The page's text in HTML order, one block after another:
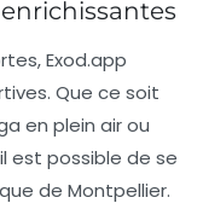
Exod.app
Que ce soit
en plein air ou
est possible de se
de Montpellier.